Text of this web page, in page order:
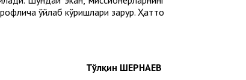
ўйлаб кўришлари зарур. Ҳатто
Тўлқин ШЕРНАЕВ